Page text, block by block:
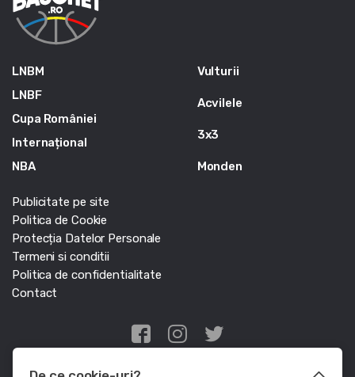
LNBM
LNBF
Cupa României
Internațional
NBA
Vulturii
Acvilele
3x3
Monden
Publicitate pe site
Politica de Cookie
Protecția Datelor Personale
Termeni si conditii
Politica de confidentialitate
Contact
Edris Digital Agency